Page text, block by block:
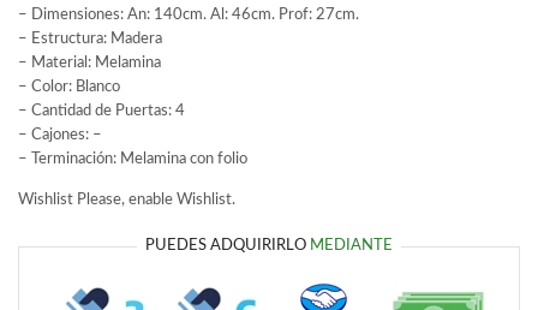
– Dimensiones: An: 140cm. Al: 46cm. Prof: 27cm.
– Estructura: Madera
– Material: Melamina
– Color: Blanco
– Cantidad de Puertas: 4
– Cajones: –
– Terminación: Melamina con folio
Wishlist Please, enable Wishlist.
PUEDES ADQUIRIRLO MEDIANTE